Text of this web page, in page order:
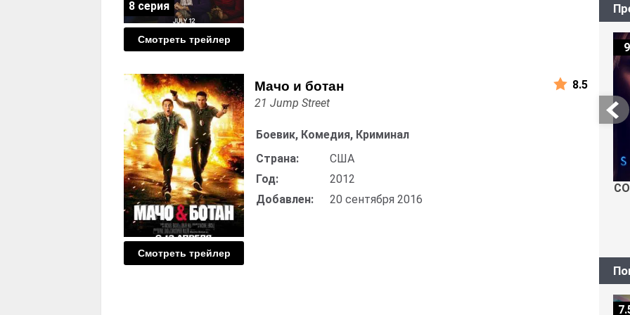
Смотреть трейлер
8 серия
Мачо и ботан
Смотреть трейлер
21 Jump Street
Боевик, Комедия, Криминал
Страна:
США
Год:
2012
Добавлен:
20 сентября 2016
8.5
9